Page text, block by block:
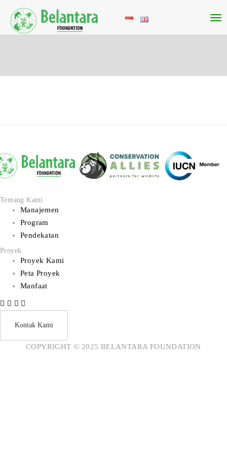
Tentang Kami
Manajemen
Program
Pendekatan
Proyek
Proyek Kami
Peta Proyek
Manfaat
Kontak Kami
COPYRIGHT © 2025 BELANTARA FOUNDATION